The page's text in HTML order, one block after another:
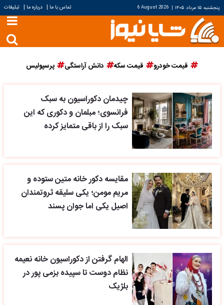
پنجشنبه ۱۵ مرداد ۱۴۰۵ |
6 August 2026 تماس با ما | درباره ما | تبلیغات
قیمت خودرو قیمت سکه دانش آراستگی پرسپولیس
چیدمان دکوراسیون به سبک
فرانسوی؛ مبلمان و دکوری که این
سبک را از باقی متمایز کرده
مقایسه دکور خانه متین ستوده و
مریم مومن؛ یکی سلیقه ثروتمندان
اصیل یکی اما جوان پسند
الهام گرفتن از دکوراسیون خانه نعیمه
نظام دوست تا سپیده بزمی پور در
بلژیک